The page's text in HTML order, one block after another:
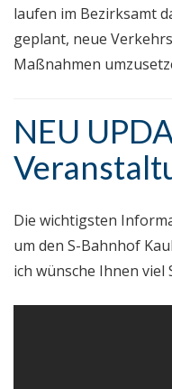
laufen im Bezirksamt
geplant, neue
Maßnahmen
NEU
Die wichtigsten
um den S-Bahnhof
ich wünsche Ihnen